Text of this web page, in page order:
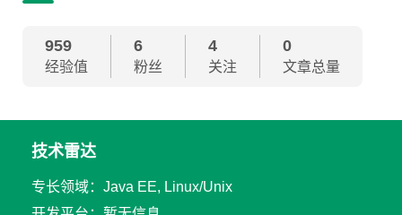
959
经验值
6
粉丝
4
关注
0
文章总量
技术雷达
专长领域：Java EE, Linux/Unix